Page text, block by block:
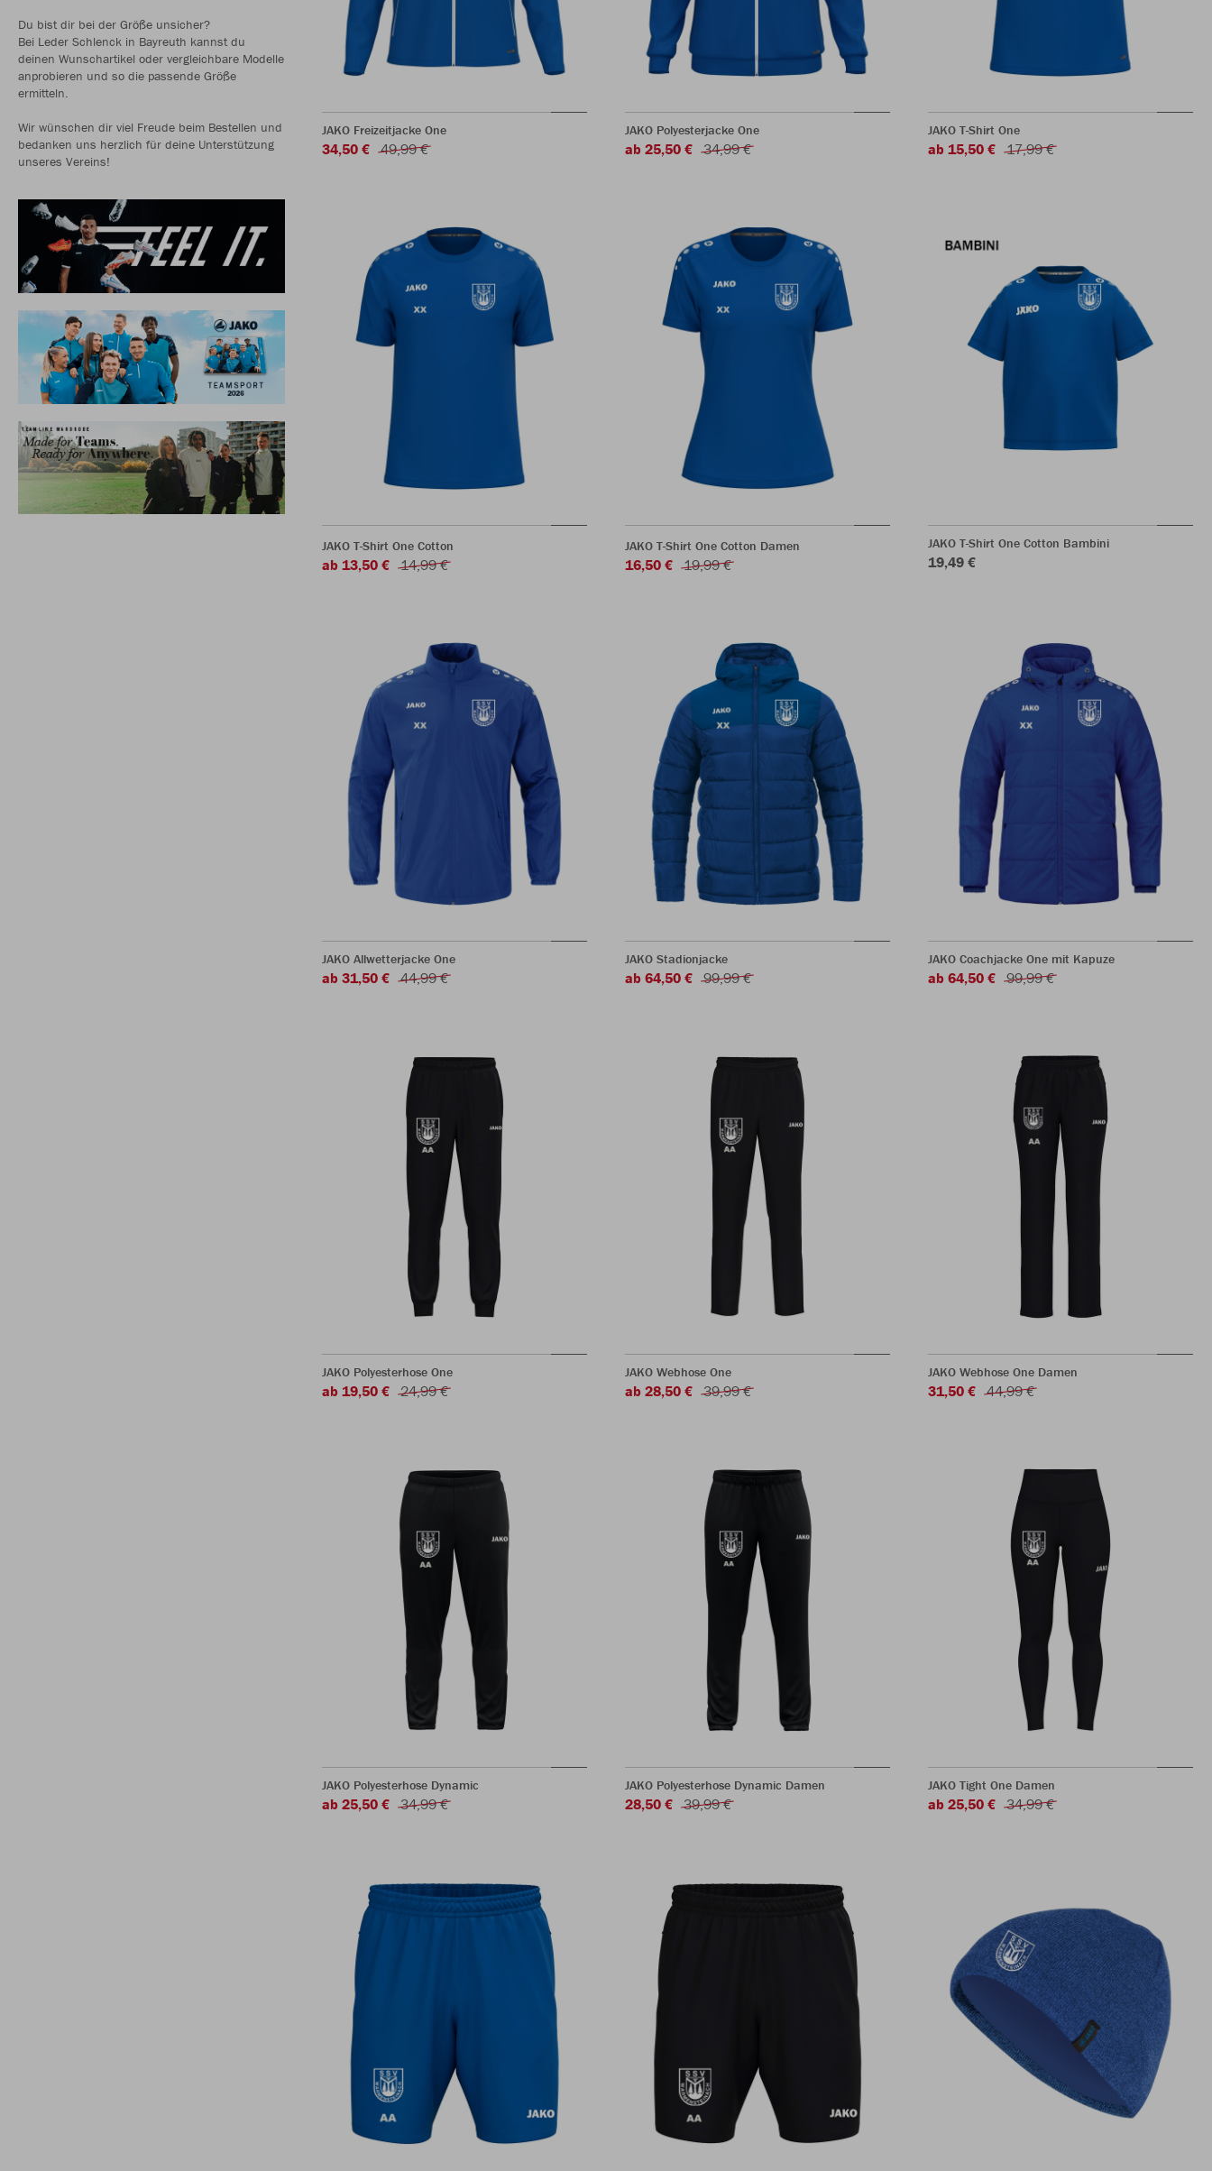
Du bist dir bei der Größe unsicher?
Bei Leder Schlenck in Bayreuth kannst du
deinen Wunschartikel oder vergleichbare Modelle
anprobieren und so die passende Größe
ermitteln.
Wir wünschen dir viel Freude beim Bestellen und
bedanken uns herzlich für deine Unterstützung
unseres Vereins!
JAKO Freizeitjacke One
34,50 € 49,99 €
JAKO Polyesterjacke One
ab 25,50 € 34,99 €
JAKO T-Shirt One
ab 15,50 € 17,99 €
JAKO T-Shirt One Cotton
ab 13,50 € 14,99 €
JAKO T-Shirt One Cotton Damen
16,50 € 19,99 €
JAKO T-Shirt One Cotton Bambini
19,49 €
JAKO Allwetterjacke One
ab 31,50 € 44,99 €
JAKO Stadionjacke
ab 64,50 € 99,99 €
JAKO Coachjacke One mit Kapuze
ab 64,50 € 99,99 €
JAKO Polyesterhose One
ab 19,50 € 24,99 €
JAKO Webhose One
ab 28,50 € 39,99 €
JAKO Webhose One Damen
31,50 € 44,99 €
JAKO Polyesterhose Dynamic
ab 25,50 € 34,99 €
JAKO Polyesterhose Dynamic Damen
28,50 € 39,99 €
JAKO Tight One Damen
ab 25,50 € 34,99 €